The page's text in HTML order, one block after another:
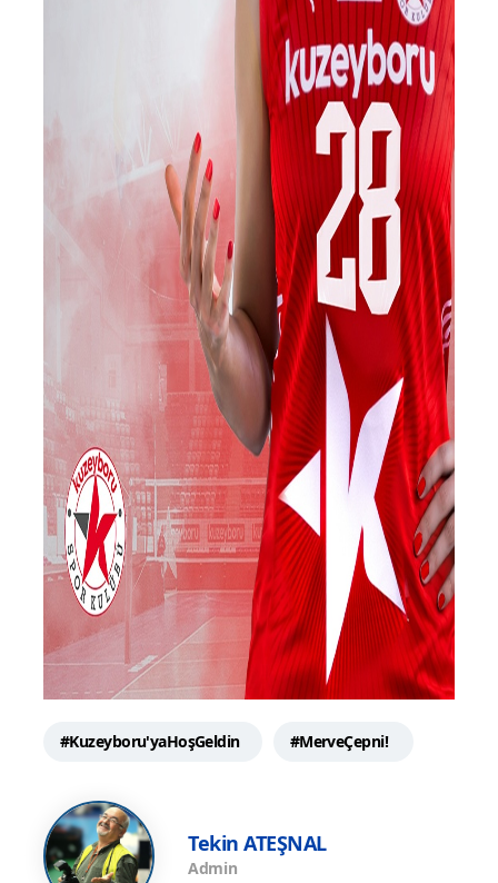
#Kuzeyboru'yaHoşGeldin #MerveÇepni!
Tekin ATEŞNAL
Admin